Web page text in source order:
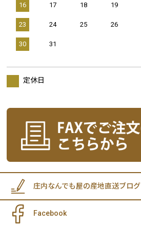
16 17 18 19
23 24 25 26
30 31
定休日
庄内なんでも屋の産地直送ブログ
Facebook